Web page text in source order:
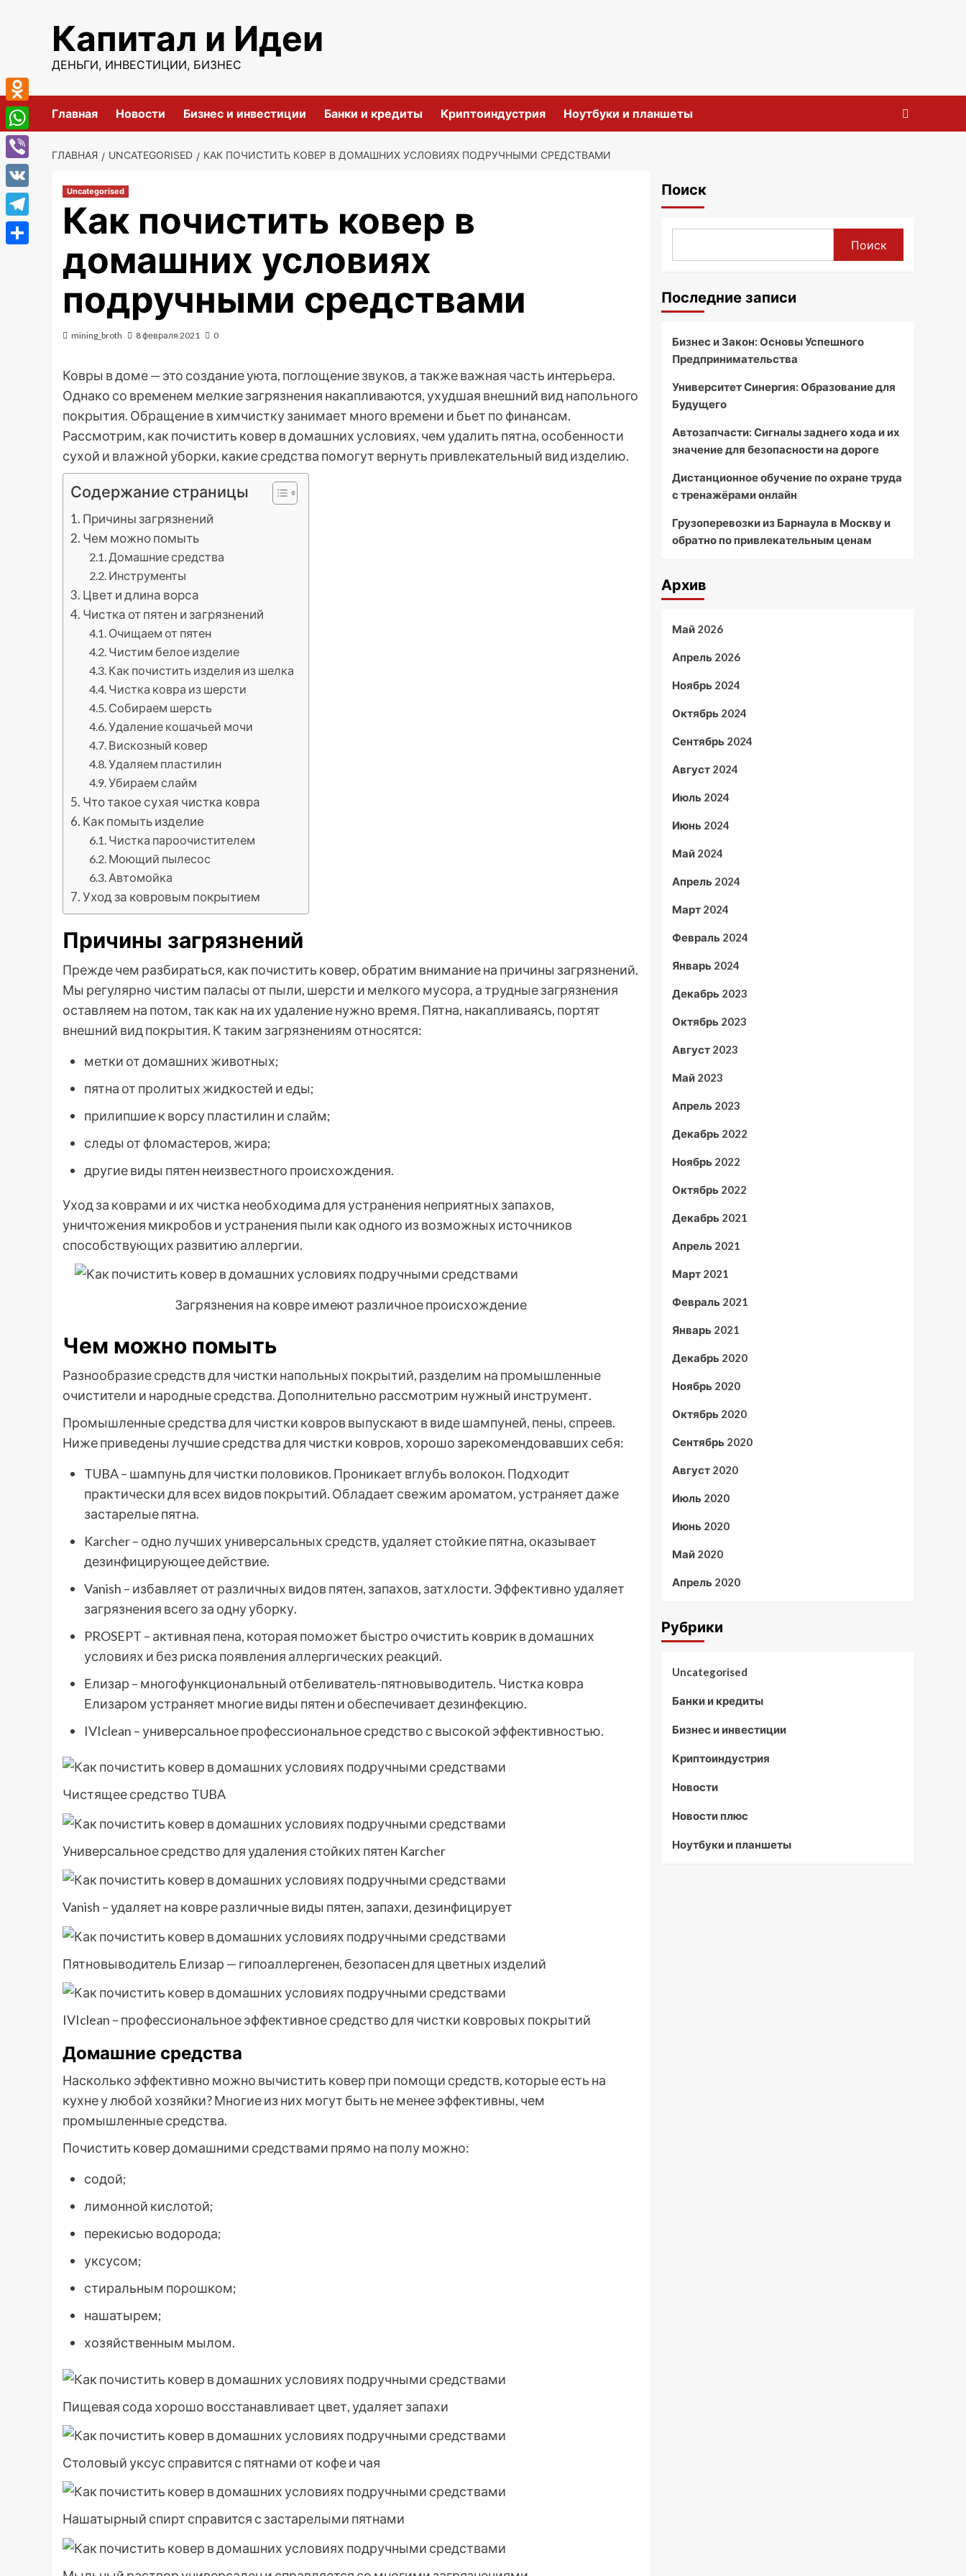
содержимомуКапитал и Идеи
ДЕНЬГИ, ИНВЕСТИЦИИ, БИЗНЕС
Главная Новости Бизнес и инвестиции Банки и кредиты Криптоиндустрия Ноутбуки и планшеты
ГЛАВНАЯ UNCATEGORISED КАК ПОЧИСТИТЬ КОВЕР В ДОМАШНИХ УСЛОВИЯХ ПОДРУЧНЫМИ СРЕДСТВАМИ
Uncategorised
Как почистить ковер в
домашних условиях
подручными средствами
mining_broth 8 февраля 2021 0
Ковры в доме — это создание уюта, поглощение звуков, а также важная часть интерьера.
Однако со временем мелкие загрязнения накапливаются, ухудшая внешний вид напольного
покрытия. Обращение в химчистку занимает много времени и бьет по финансам.
Рассмотрим, как почистить ковер в домашних условиях, чем удалить пятна, особенности
сухой и влажной уборки, какие средства помогут вернуть привлекательный вид изделию.
Содержание страницы
Причины загрязнений
Чем можно помыть
Домашние средства
Инструменты
Цвет и длина ворса
Чистка от пятен и загрязнений
Очищаем от пятен
Чистим белое изделие
Как почистить изделия из шелка
Чистка ковра из шерсти
Собираем шерсть
Удаление кошачьей мочи
Вискозный ковер
Удаляем пластилин
Убираем слайм
Что такое сухая чистка ковра
Как помыть изделие
Чистка пароочистителем
Моющий пылесос
Автомойка
Уход за ковровым покрытием
Причины загрязнений
Прежде чем разбираться, как почистить ковер, обратим внимание на причины загрязнений.
Мы регулярно чистим паласы от пыли, шерсти и мелкого мусора, а трудные загрязнения
оставляем на потом, так как на их удаление нужно время. Пятна, накапливаясь, портят
внешний вид покрытия. К таким загрязнениям относятся:
метки от домашних животных;
пятна от пролитых жидкостей и еды;
прилипшие к ворсу пластилин и слайм;
следы от фломастеров, жира;
другие виды пятен неизвестного происхождения.
Уход за коврами и их чистка необходима для устранения неприятных запахов,
уничтожения микробов и устранения пыли как одного из возможных источников
способствующих развитию аллергии.
Загрязнения на ковре имеют различное происхождение
Чем можно помыть
Разнообразие средств для чистки напольных покрытий, разделим на промышленные
очистители и народные средства. Дополнительно рассмотрим нужный инструмент.
Промышленные средства для чистки ковров выпускают в виде шампуней, пены, спреев.
Ниже приведены лучшие средства для чистки ковров, хорошо зарекомендовавших себя:
TUBA – шампунь для чистки половиков. Проникает вглубь волокон. Подходит
практически для всех видов покрытий. Обладает свежим ароматом, устраняет даже
застарелые пятна.
Karcher – одно лучших универсальных средств, удаляет стойкие пятна, оказывает
дезинфицирующее действие.
Vanish – избавляет от различных видов пятен, запахов, затхлости. Эффективно удаляет
загрязнения всего за одну уборку.
PROSEPT – активная пена, которая поможет быстро очистить коврик в домашних
условиях и без риска появления аллергических реакций.
Елизар – многофункциональный отбеливатель-пятновыводитель. Чистка ковра
Елизаром устраняет многие виды пятен и обеспечивает дезинфекцию.
IVIclean – универсальное профессиональное средство с высокой эффективностью.
Чистящее средство TUBA
Универсальное средство для удаления стойких пятен Karcher
Vanish – удаляет на ковре различные виды пятен, запахи, дезинфицирует
Пятновыводитель Елизар — гипоаллергенен, безопасен для цветных изделий
IVIclean – профессиональное эффективное средство для чистки ковровых покрытий
Домашние средства
Насколько эффективно можно вычистить ковер при помощи средств, которые есть на
кухне у любой хозяйки? Многие из них могут быть не менее эффективны, чем
промышленные средства.
Почистить ковер домашними средствами прямо на полу можно:
содой;
лимонной кислотой;
перекисью водорода;
уксусом;
стиральным порошком;
нашатырем;
хозяйственным мылом.
Пищевая сода хорошо восстанавливает цвет, удаляет запахи
Столовый уксус справится с пятнами от кофе и чая
Нашатырный спирт справится с застарелыми пятнами
Поиск
Поиск
Последние записи
Бизнес и Закон: Основы Успешного
Предпринимательства
Университет Синергия: Образование для
Будущего
Автозапчасти: Сигналы заднего хода и их
значение для безопасности на дороге
Дистанционное обучение по охране труда
с тренажёрами онлайн
Грузоперевозки из Барнаула в Москву и
обратно по привлекательным ценам
Архив
Май 2026
Апрель 2026
Ноябрь 2024
Октябрь 2024
Сентябрь 2024
Август 2024
Июль 2024
Июнь 2024
Май 2024
Апрель 2024
Март 2024
Февраль 2024
Январь 2024
Декабрь 2023
Октябрь 2023
Август 2023
Май 2023
Апрель 2023
Декабрь 2022
Ноябрь 2022
Октябрь 2022
Декабрь 2021
Апрель 2021
Март 2021
Февраль 2021
Январь 2021
Декабрь 2020
Ноябрь 2020
Октябрь 2020
Сентябрь 2020
Август 2020
Июль 2020
Июнь 2020
Май 2020
Апрель 2020
Рубрики
Uncategorised
Банки и кредиты
Бизнес и инвестиции
Криптоиндустрия
Новости
Новости плюс
Ноутбуки и планшеты
Odnoklassniki
WhatsApp
Viber
VK
Telegram